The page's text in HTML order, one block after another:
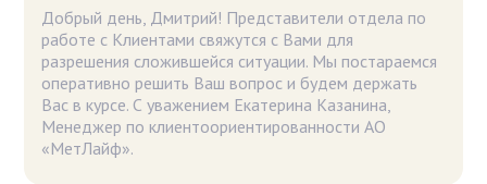
Добрый день, Дмитрий! Представители отдела по
работе с Клиентами свяжутся с Вами для
разрешения сложившейся ситуации. Мы постараемся
оперативно решить Ваш вопрос и будем держать
Вас в курсе. С уважением Екатерина Казанина,
Менеджер по клиентоориентированности АО
«МетЛайф».